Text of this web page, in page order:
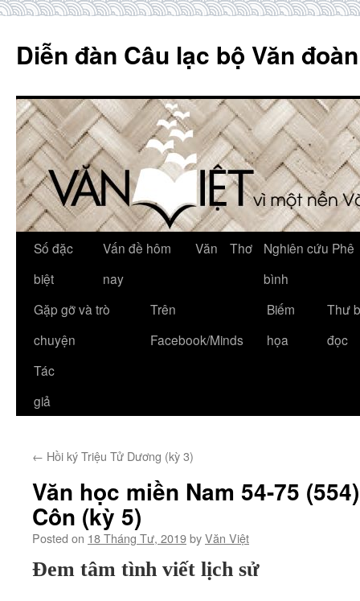
content
Diễn đàn Câu lạc bộ Văn
Số đặc
biệt
Vấn đề hôm
nay
Văn Thơ
Nghiên cứu Phê
bình
Gặp gỡ và trò
chuyện
Trên
Facebook/Minds
Biếm
họa
Thư
đọc
Tác
giả
← Hồi ký Triệu Tử Dương (kỳ 3)
Văn học miền Nam 54-75
Côn (kỳ 5)
Posted on 18 Tháng Tư, 2019byVăn Việt
Đem tâm tình viết lịch sử